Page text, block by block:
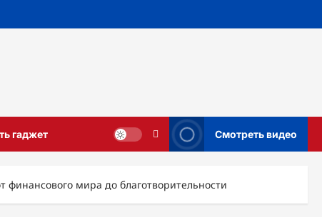
гаджет Смотреть видео
мира до благотворительности